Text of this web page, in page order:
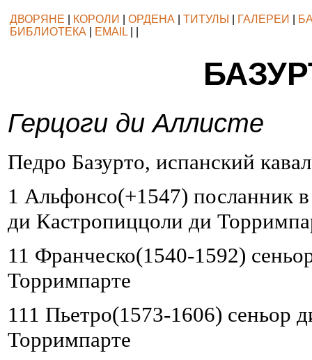
ДВОРЯНЕ КОРОЛИ ОРДЕНА ТИТУЛЫ ГАЛЕРЕИ
БИБЛИОТЕКА
EMAIL
Герцоги ди Аллисте
Педро Базурто, испанский
1 Альфонсо(+1547) посланник
ди Кастропиццоли ди
11 Франческо(1540-1592)
Торримпарте
111 Пьетро(1573-1606) сеньор
Торримпарте